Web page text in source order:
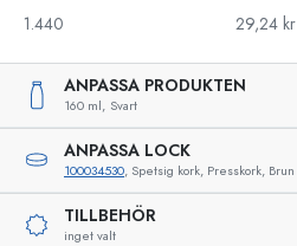
1.440
29,24 kr
ANPASSA PRODUKTEN
160 ml, Svart
ANPASSA LOCK
100034530, Spetsig kork, Presskork, Brun
TILLBEHÖR
inget valt